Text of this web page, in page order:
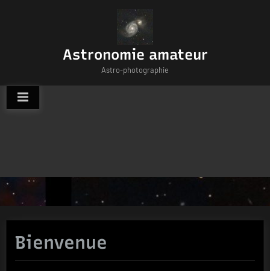
Astronomie amateur
Astro-photographie
Bienvenue